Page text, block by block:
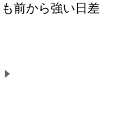
前から強い日差